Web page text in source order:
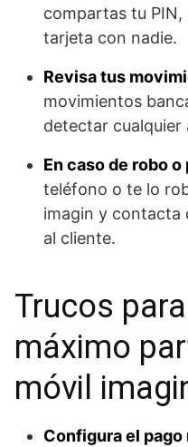
compartas tu
tarjeta con nadie.
Revisa tus
movimientos
detectar cualquier
En caso de robo o
teléfono o te lo
imagin y contacta
al cliente.
Trucos
máximo
móvil
Configura el pago